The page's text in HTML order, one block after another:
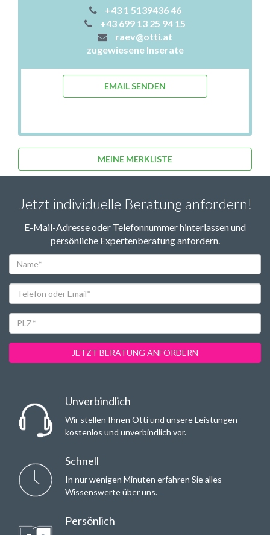
+43 1 5139436 46
+43 699 13 25 94 15
raev@otti.at
zugewiesene Inserate
EMAIL SENDEN
MEINE MERKLISTE
Jetzt individuelle Beratung anfordern!
E-Mail-Adresse oder Telefonnummer hinterlassen und
persönliche Expertenberatung anfordern.
oder
Email*
JETZT BERATUNG ANFORDERN
Unverbindlich
Wir stellen Ihnen Otti und unsere Leistungen
kostenlos und unverbindlich vor.
Schnell
In nur wenigen Minuten erfahren Sie alles
Wissenswerte über uns.
Persönlich